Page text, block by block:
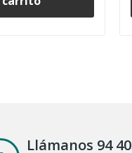
Llámanos 94